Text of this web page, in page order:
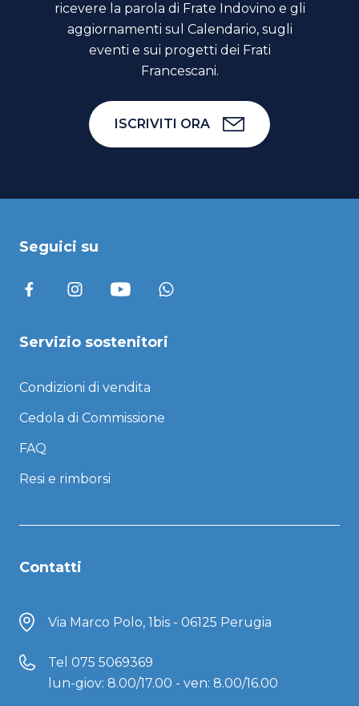
ricevere la parola di Frate Indovino e gli
aggiornamenti sul Calendario, sugli
eventi e sui progetti dei Frati
Francescani.
ISCRIVITI ORA
Seguici su
Servizio sostenitori
Condizioni di vendita
Cedola di Commissione
FAQ
Resi e rimborsi
Contatti
Via Marco Polo, 1bis - 06125 Perugia
Tel 075 5069369
lun-giov: 8.00/17.00 - ven: 8.00/16.00